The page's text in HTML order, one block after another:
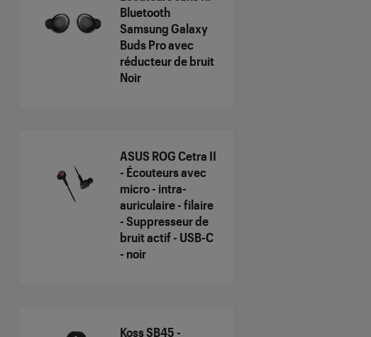
Bluetooth
Samsung Galaxy
Buds Pro avec
réducteur de bruit
Noir
ASUS ROG Cetra II
- Écouteurs avec
micro - intra-
auriculaire - filaire
- Suppresseur de
bruit actif - USB-C
- noir
Koss SB45 -